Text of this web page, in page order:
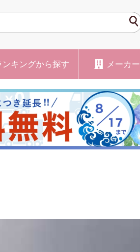
ンキングから探す メーカー